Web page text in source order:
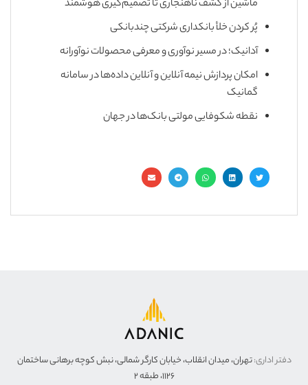
ماشین از کشف ناهنجاری تا تصمیم‌گیری هوشمند
پُر کردن خلأ بانکداری شرکتی چندبانکی
آدانیک؛ در مسیر نوآوری و معرفی محصولات نوآورانه
امکان پردازش نیمه آنلاین و آنلاین داده‌ها در سامانه
گمانیک
نقطه شکوفایی مولتی بانک‌ها در جهان
دفتر اداری:تهران، میدان انقلاب، خیابان کارگر شمالی، نبش کوچه برهانی ساختمان
۱۱۲۶، طبقه ۲